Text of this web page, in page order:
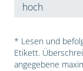
hoch
* Lesen und
Etikett.
angegebene